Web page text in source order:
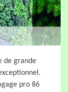
de grande
pro 86